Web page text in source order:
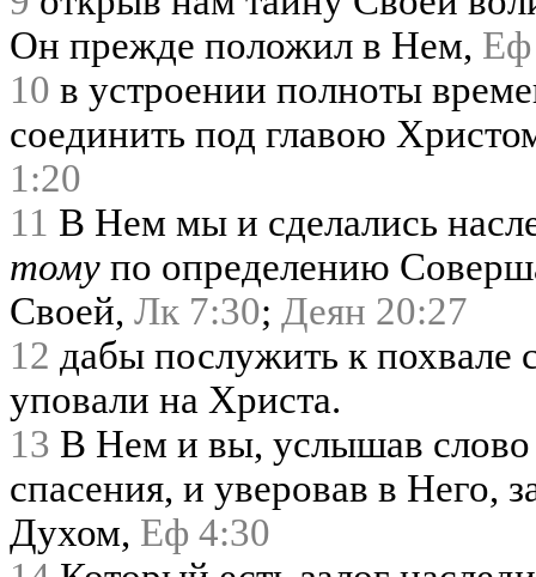
Он прежде положил в Нем, Еф
10 в устроении полноты
соединить под главою
1:20
11 В Нем мы и сделались
тому по определению
Своей, Лк 7:30; Деян 20:27
12 дабы послужить к похвале
уповали на Христа.
13 В Нем и вы, услышав слово
спасения, и уверовав в Него,
Духом, Еф 4:30